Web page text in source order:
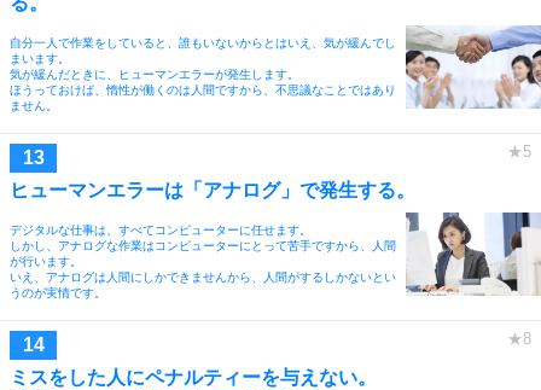
自分一人で作業をしていると、誰もいないからとはいえ、気が緩んでし
まいます。
気が緩んだときに、ヒューマンエラーが発生します。
ほうっておけば、惰性が働くのは人間ですから、不思議なことではあり
ません。
ヒューマンエラーは「アナログ」で発生する。
デジタルな仕事は、すべてコンピューターに任せます。
しかし、アナログな作業はコンピューターにとって苦手ですから、人間
が行います。
いえ、アナログは人間にしかできませんから、人間がするしかないとい
うのが実情です。
ミスをした人にペナルティーを与えない。